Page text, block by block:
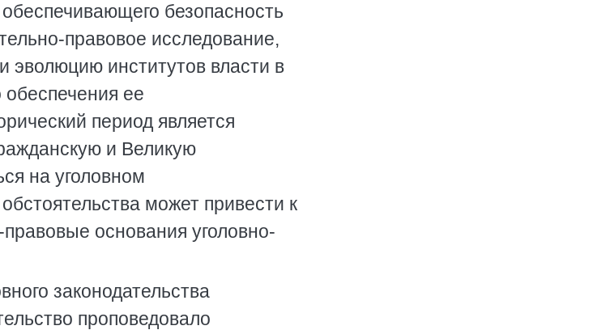
безопасность
правовое исследование,
эволюцию институтов власти в
обеспечения ее
период является
и Великую
на уголовном
может привести к
основания уголовно-
законодательства
проповедовало